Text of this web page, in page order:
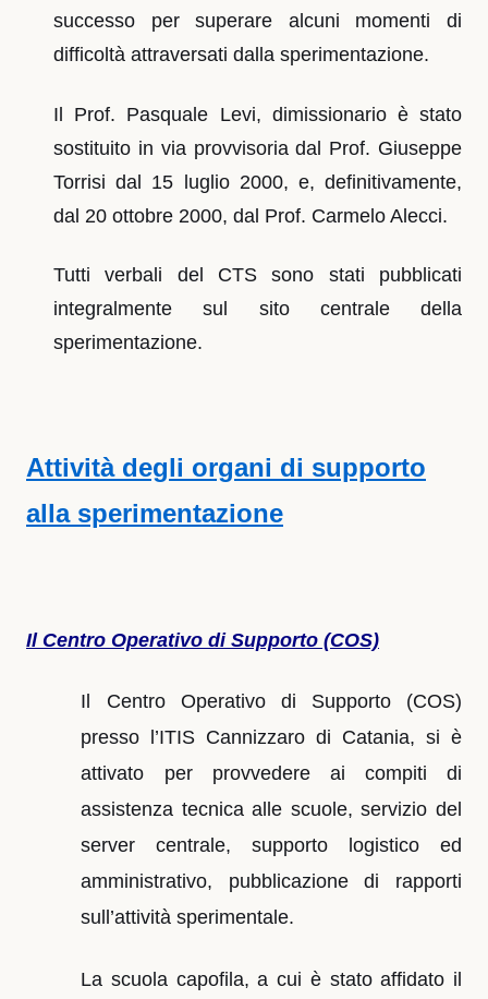
successo per superare alcuni momenti di
difficoltà attraversati dalla sperimentazione.
Il Prof. Pasquale Levi, dimissionario è stato
sostituito in via provvisoria dal Prof. Giuseppe
Torrisi dal 15 luglio 2000, e, definitivamente,
dal 20 ottobre 2000, dal Prof. Carmelo Alecci.
Tutti verbali del CTS sono stati pubblicati
integralmente sul sito centrale della
sperimentazione.
Attività degli organi di supporto
alla sperimentazione
Il Centro Operativo di Supporto (COS)
Il Centro Operativo di Supporto (COS)
presso l’ITIS Cannizzaro di Catania, si è
attivato per provvedere ai compiti di
assistenza tecnica alle scuole, servizio del
server centrale, supporto logistico ed
amministrativo, pubblicazione di rapporti
sull’attività sperimentale.
La scuola capofila, a cui è stato affidato il